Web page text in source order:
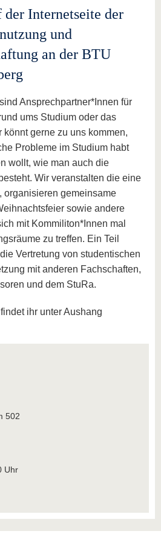
Internetseite der
und
an der BTU
Ansprechpartner*Innen für
ums Studium oder das
gerne zu uns kommen,
Probleme im Studium habt
wollt, wie man auch die
Wir veranstalten die eine
organisieren gemeinsame
sowie andere
mit Kommiliton*Innen mal
zu treffen. Ein Teil
Vertretung von studentischen
mit anderen Fachschaften,
und dem StuRa.
ihr unter Aushang
502
Uhr